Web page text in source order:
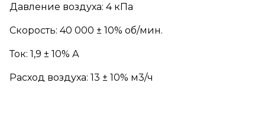
Давление воздуха: 4 кПа
Скорость: 40 000 ± 10% об/мин.
Ток: 1,9 ± 10% А
Расход воздуха: 13 ± 10% м3/ч